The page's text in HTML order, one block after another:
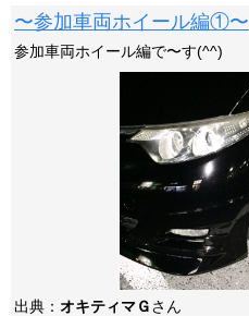
〜参加車両ホイール編①〜
参加車両ホイール編で〜す(^^)
出典： オキティマＧさん